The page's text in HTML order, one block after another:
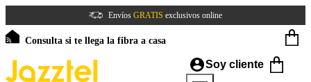
Envíos GRATIS exclusivos online
Consulta si te llega la fibra a casa
Soy cliente